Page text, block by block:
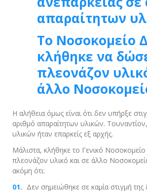
απαραίτητων
Το Νοσοκομείο
κλήθηκε να
πλεονάζον
άλλο
Η αλήθεια όμως είναι ότι δεν υπήρξε
αριθμό απαραίτητων υλικών.
υλικών ήταν επαρκείς εξ αρχής.
Μάλιστα, κλήθηκε το Γενικό
πλεονάζον υλικό και σε άλλο
ακόμη ότι:
Δεν σημειώθηκε σε καμία στιγμή της